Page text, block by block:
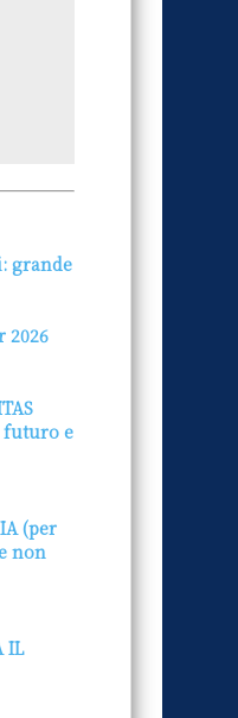
grande
2026
futuro e
(per
non
IL